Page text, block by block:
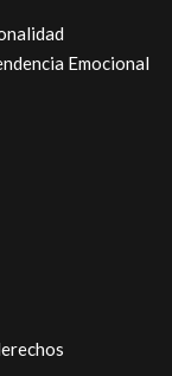
Emocional